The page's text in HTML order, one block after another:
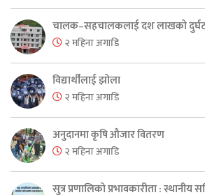
चालक–सहचालकलाई दश लाखको
२ महिना अगाडि
विद्यार्थीलाई झोला
२ महिना अगाडि
अनुदानमा कृषि औजार वितरण
२ महिना अगाडि
सुत्र प्रणालिको प्रभावकारीता : स्थानीय